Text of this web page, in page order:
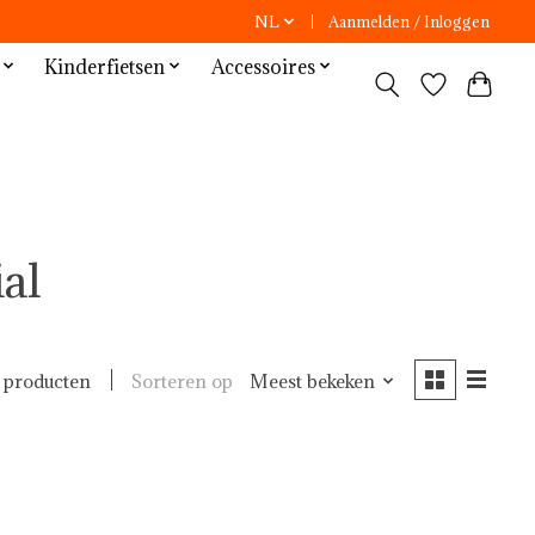
NL Aanmelden / Inloggen
Kinderfietsen
Accessoires
producten Sorteren op Meest bekeken